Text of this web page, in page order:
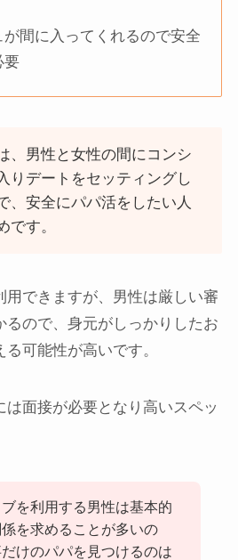
が間に入ってくれるので安全
要
、男性と女性の間にコンシ
りデートをセッティングし
、安全にパパ活をしたい人
です。
用できますが、男性は厳しい審
るので、身元がしっかりしたお
可能性が高いです。
は面接が必要となり高いスペッ
を利用する男性は基本的
を求めることが多いの
けのパパを見つけるのは